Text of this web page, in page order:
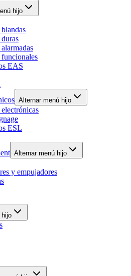
hijo
EAS
Alternar menú hijo
ESL
Alternar menú hijo
y empujadores
hijo